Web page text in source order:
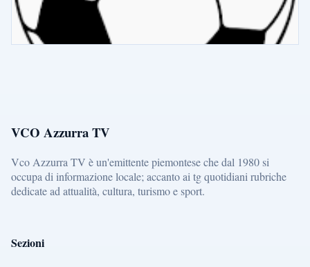
VCO Azzurra TV
Vco Azzurra TV è un'emittente piemontese che dal 1980 si
occupa di informazione locale; accanto ai tg quotidiani rubriche
dedicate ad attualità, cultura, turismo e sport.
Sezioni